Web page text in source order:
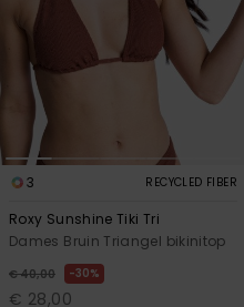
3 RECYCLED FIBER
Roxy Sunshine Tiki Tri
Dames Bruin Triangel bikinitop
€ 40,00 30%
€ 28,00